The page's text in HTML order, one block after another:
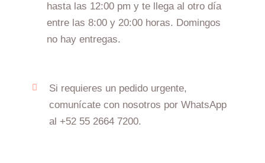
hasta las 12:00 pm y te llega al otro día
entre las 8:00 y 20:00 horas. Domingos
no hay entregas.
Si requieres un pedido urgente,
comunícate con nosotros por WhatsApp
al +52 55 2664 7200.